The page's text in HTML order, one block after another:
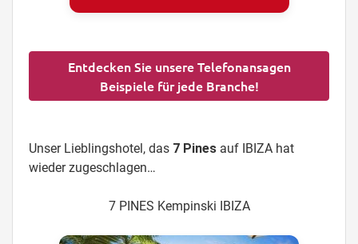
Entdecken Sie unsere Telefonansagen
Beispiele für jede Branche!
Unser Lieblingshotel, das 7 Pines auf IBIZA hat
wieder zugeschlagen…
7 PINES Kempinski IBIZA